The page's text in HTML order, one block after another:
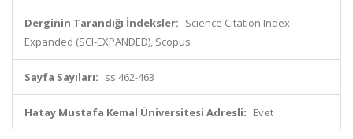
Derginin Tarandığı İndeksler: Science Citation Index
Expanded (SCI-EXPANDED), Scopus
Sayfa Sayıları: ss.462-463
Hatay Mustafa Kemal Üniversitesi Adresli: Evet